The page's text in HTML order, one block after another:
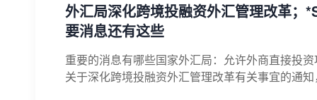
外汇局深化跨境投融资外汇管理改革
要消息还有这些
重要的消息有哪些国家外汇局：允许外商直接投
关于深化跨境投融资外汇管理改革有关事宜的通